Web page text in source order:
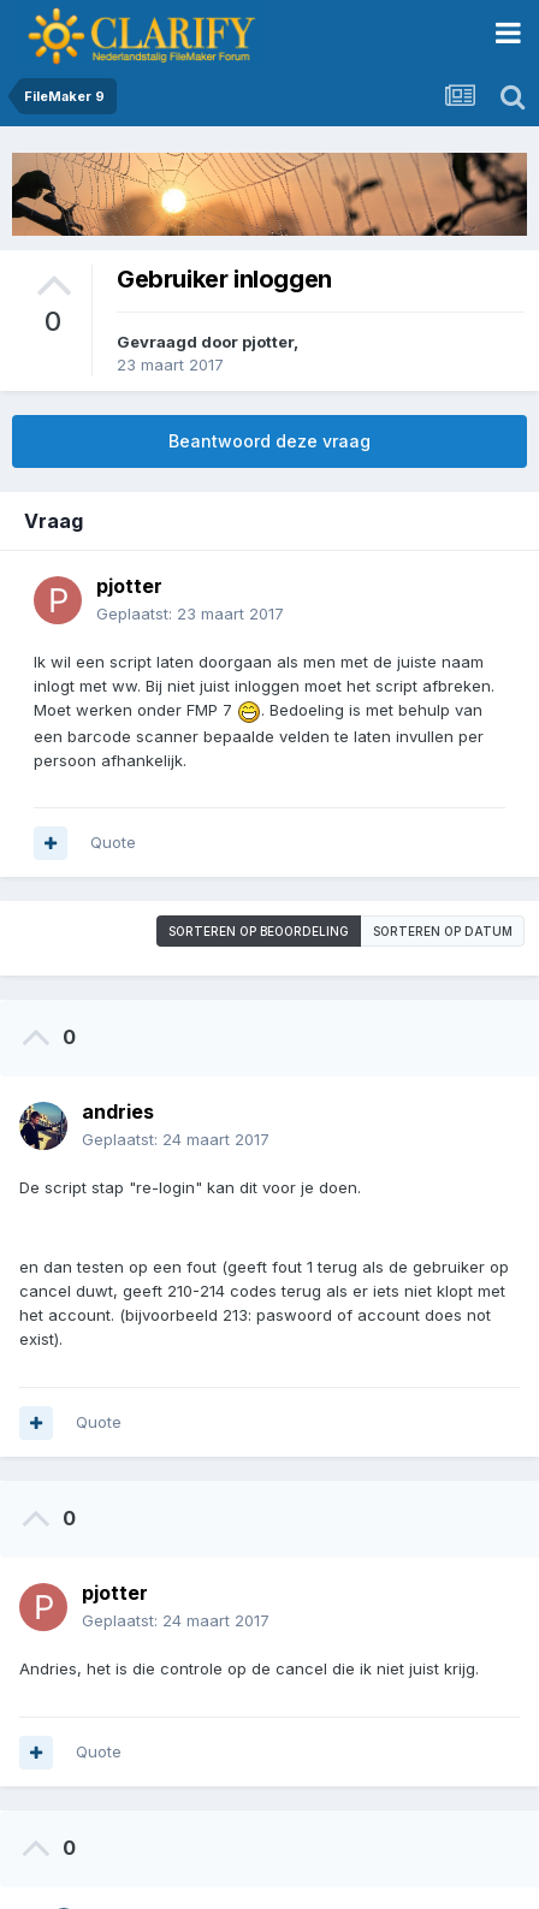
FileMaker 9
0
Gebruiker inloggen
Gevraagd door pjotter,
23 maart 2017
Beantwoord deze vraag
Vraag
pjotter
Geplaatst: 23 maart 2017
Ik wil een script laten doorgaan als men met de juiste naam
inlogt met ww. Bij niet juist inloggen moet het script afbreken.
Moet werken onder FMP 7
. Bedoeling is met behulp van
een barcode scanner bepaalde velden te laten invullen per
persoon afhankelijk.
Quote
SORTEREN OP BEOORDELING SORTEREN OP DATUM
0
andries
Geplaatst: 24 maart 2017
De script stap "re-login" kan dit voor je doen.
en dan testen op een fout (geeft fout 1 terug als de gebruiker op
cancel duwt, geeft 210-214 codes terug als er iets niet klopt met
het account. (bijvoorbeeld 213: paswoord of account does not
exist).
Quote
0
pjotter
Geplaatst: 24 maart 2017
Andries, het is die controle op de cancel die ik niet juist krijg.
Quote
0